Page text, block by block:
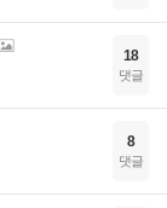
18
댓글
8
댓글